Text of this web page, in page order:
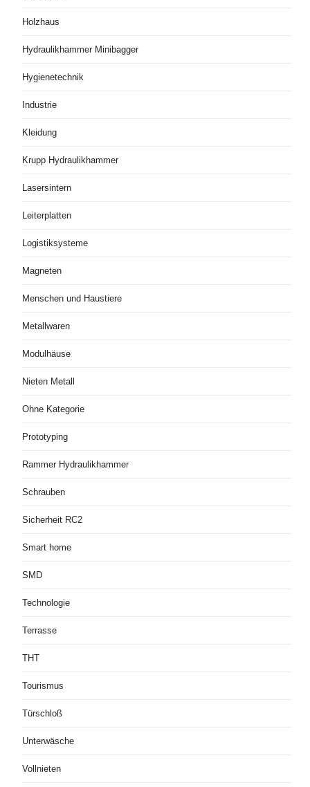
Holzhaus
Hydraulikhammer Minibagger
Hygienetechnik
Industrie
Kleidung
Krupp Hydraulikhammer
Lasersintern
Leiterplatten
Logistiksysteme
Magneten
Menschen und Haustiere
Metallwaren
Modulhäuse
Nieten Metall
Ohne Kategorie
Prototyping
Rammer Hydraulikhammer
Schrauben
Sicherheit RC2
Smart home
SMD
Technologie
Terrasse
THT
Tourismus
Türschloß
Unterwäsche
Vollnieten